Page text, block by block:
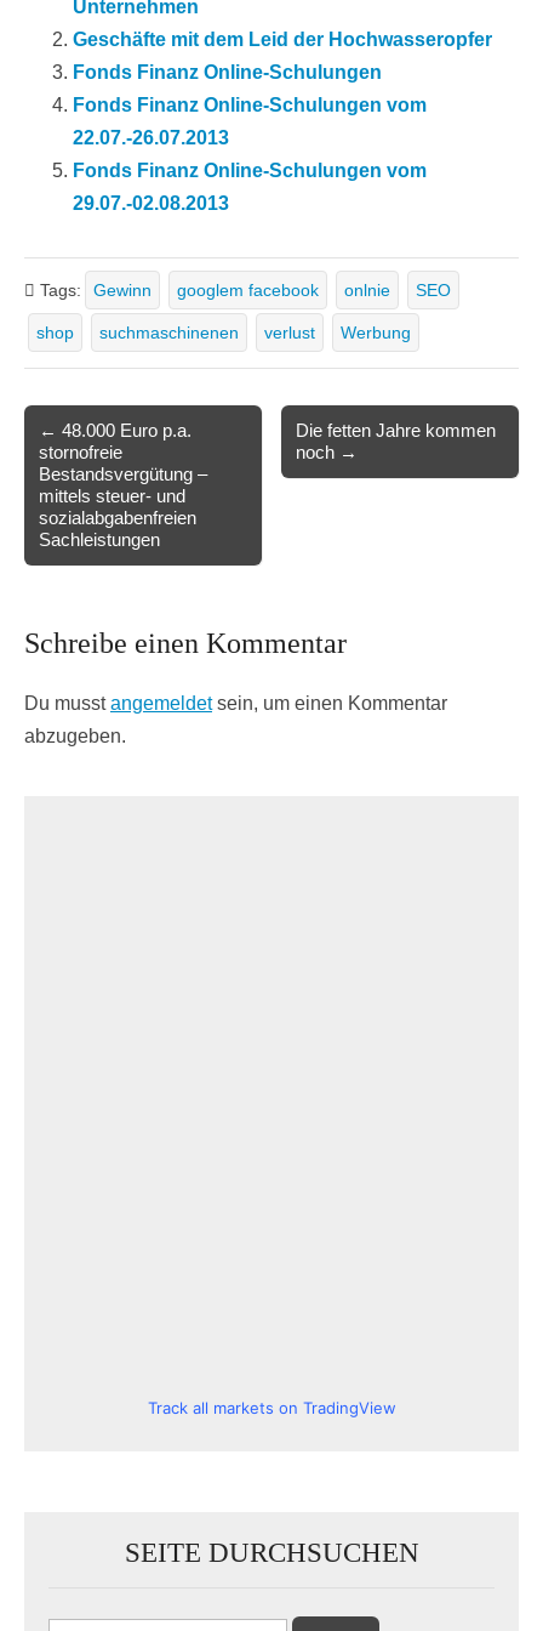
Unternehmen
Geschäfte mit dem Leid der Hochwasseropfer
Fonds Finanz Online-Schulungen
Fonds Finanz Online-Schulungen vom
22.07.-26.07.2013
Fonds Finanz Online-Schulungen vom
29.07.-02.08.2013
Tags: Gewinn googlem facebook onlnie SEO
shop suchmaschinenen verlust Werbung
navigation
← 48.000 Euro p.a.
stornofreie
Bestandsvergütung –
mittels steuer- und
sozialabgabenfreien
Sachleistungen
Die fetten Jahre kommen
noch →
Schreibe einen Kommentar
Du musstangemeldetsein, um einen Kommentar
abzugeben.
Track all markets on TradingView
SEITE DURCHSUCHEN